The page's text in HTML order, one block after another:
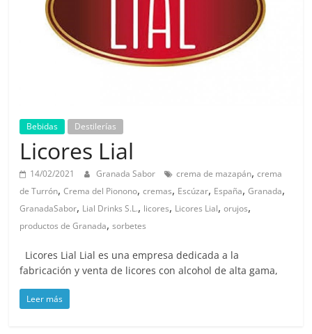
Bebidas Destilerías
Licores Lial
14/02/2021 Granada Sabor crema de mazapán,crema
de Turrón,Crema del Pionono,cremas, Escúzar, España,Granada,
GranadaSabor, Lial Drinks S.L., licores, Licores Lial,orujos,
productos de Granada,sorbetes
Licores Lial Lial es una empresa dedicada a la
fabricación y venta de licores con alcohol de alta gama,
Leer más